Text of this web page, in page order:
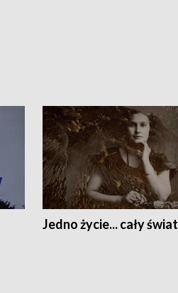
Jedno życie... cały świat